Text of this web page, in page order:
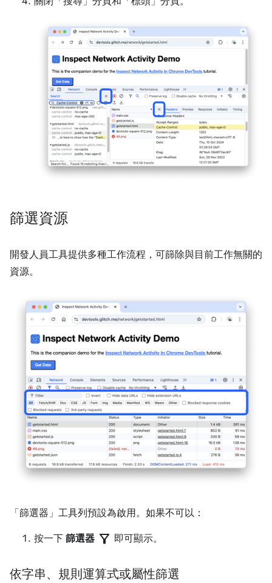
篩選資源
開發人員工具提供多種工作流程，可篩除與目前工作無關的
資源。
「篩選器」 工具列預設為啟用。如果不可以：
按一下 篩選器 filter_alt 即可顯示。
依字串、規則運算式或屬性篩選